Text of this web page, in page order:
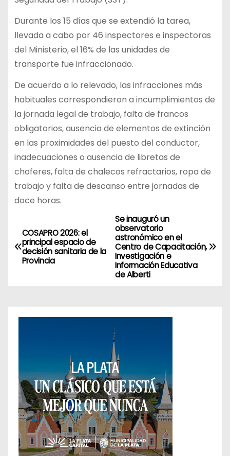
Durante los 15 días que se extendió la tarea,
llevada a cabo por 46 inspectores e inspectoras
del Ministerio, el 16% de las unidades de
transporte fue infraccionado.
De acuerdo a lo relevado, las infracciones más
habituales correspondieron a incumplimientos de
la jornada legal de trabajo, falta de francos
obligatorios, ausencia de elementos de extinción
en las proximidades del puesto del conductor,
inadecuaciones o ausencia de libretas de
choferes, falta de chalecos refractarios, ropa de
trabajo y falta de descanso entre jornadas de
doce horas.
N
a
v
ó
n
d
Se inauguró un
observatorio
astronómico en el
Centro de Capacitación,
Investigación e
Información Educativa
de Alberti
COSAPRO 2026: el
principal espacio de
decisión sanitaria de la
Provincia